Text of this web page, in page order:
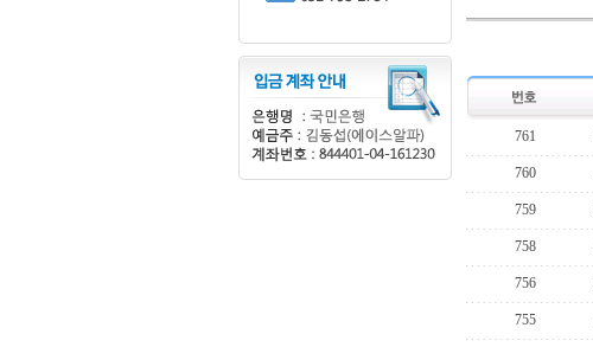
761
760
759
758
756
755